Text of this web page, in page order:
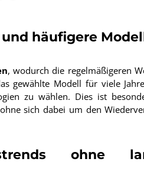
häufigere
, wodurch die regelmäßigeren
gewählte Modell für viele
zu wählen. Dies ist
sich dabei um den
ohne